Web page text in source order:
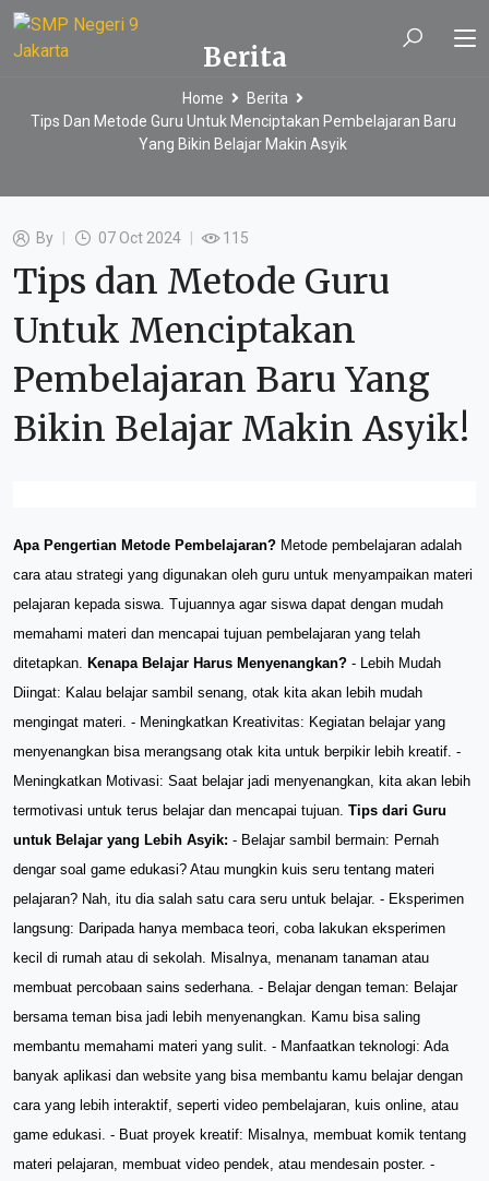
Berita
Home
Berita
Tips Dan Metode Guru Untuk Menciptakan Pembelajaran Baru
Yang Bikin Belajar Makin Asyik
By 07 Oct 2024 115
Tips dan Metode Guru
Untuk Menciptakan
Pembelajaran Baru Yang
Bikin Belajar Makin Asyik!
Apa Pengertian Metode Pembelajaran? Metode pembelajaran adalah
cara atau strategi yang digunakan oleh guru untuk menyampaikan materi
pelajaran kepada siswa. Tujuannya agar siswa dapat dengan mudah
memahami materi dan mencapai tujuan pembelajaran yang telah
ditetapkan. Kenapa Belajar Harus Menyenangkan? - Lebih Mudah
Diingat: Kalau belajar sambil senang, otak kita akan lebih mudah
mengingat materi. - Meningkatkan Kreativitas: Kegiatan belajar yang
menyenangkan bisa merangsang otak kita untuk berpikir lebih kreatif. -
Meningkatkan Motivasi: Saat belajar jadi menyenangkan, kita akan lebih
termotivasi untuk terus belajar dan mencapai tujuan. Tips dari Guru
untuk Belajar yang Lebih Asyik: - Belajar sambil bermain: Pernah
dengar soal game edukasi? Atau mungkin kuis seru tentang materi
pelajaran? Nah, itu dia salah satu cara seru untuk belajar. - Eksperimen
langsung: Daripada hanya membaca teori, coba lakukan eksperimen
kecil di rumah atau di sekolah. Misalnya, menanam tanaman atau
membuat percobaan sains sederhana. - Belajar dengan teman: Belajar
bersama teman bisa jadi lebih menyenangkan. Kamu bisa saling
membantu memahami materi yang sulit. - Manfaatkan teknologi: Ada
banyak aplikasi dan website yang bisa membantu kamu belajar dengan
cara yang lebih interaktif, seperti video pembelajaran, kuis online, atau
game edukasi. - Buat proyek kreatif: Misalnya, membuat komik tentang
materi pelajaran, membuat video pendek, atau mendesain poster. -